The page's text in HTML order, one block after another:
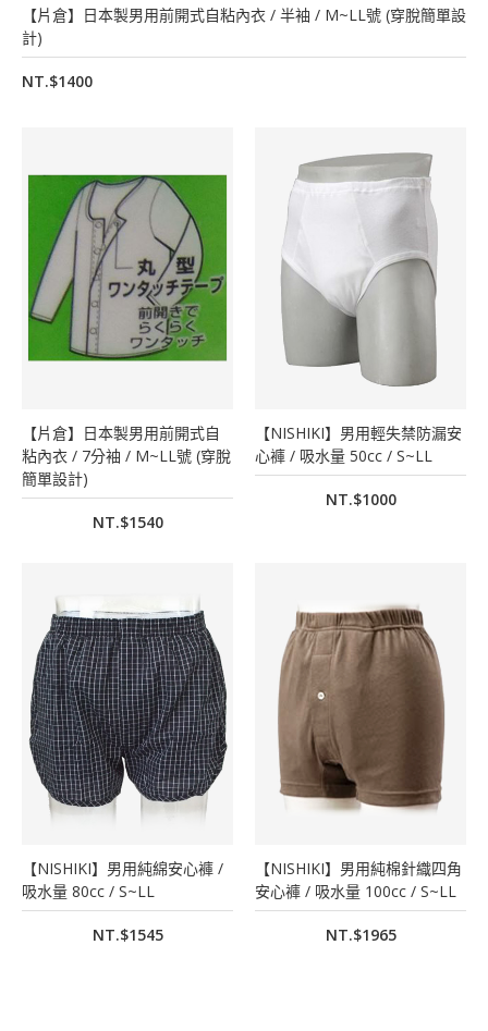
【片倉】日本製男用前開式自粘內衣 / 半袖 / M~LL號 (穿脫簡單設
計)
NT.$1400
【片倉】日本製男用前開式自
粘內衣 / 7分袖 / M~LL號 (穿脫
簡單設計)
NT.$1540
【NISHIKI】男用輕失禁防漏安
心褲 / 吸水量 50cc / S~LL
NT.$1000
【NISHIKI】男用純綿安心褲 /
吸水量 80cc / S~LL
NT.$1545
【NISHIKI】男用純棉針織四角
安心褲 / 吸水量 100cc / S~LL
NT.$1965